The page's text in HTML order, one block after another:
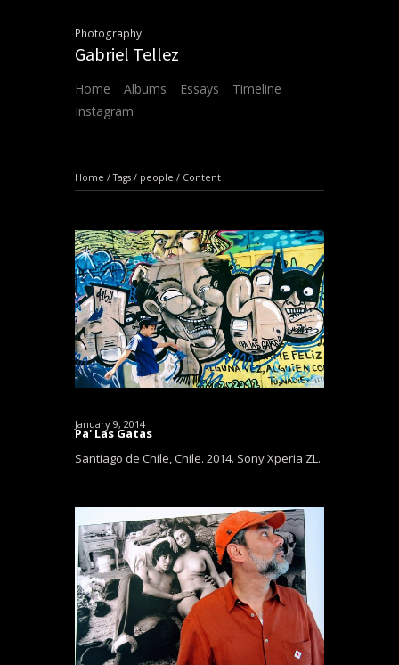
Photography
Gabriel Tellez
Home Albums Essays
Timeline
Instagram
Home /Tags / people / Content
January 9, 2014
Pa' Las Gatas
Santiago de Chile, Chile. 2014. Sony Xperia ZL.